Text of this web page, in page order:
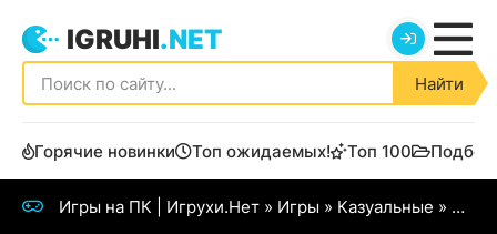
IGRUHI.NET
Найти
Горячие новинки Топ ожидаемых! Топ 100
Игры на ПК | Игрухи.Нет » Игры » Казуальные » Monster Jam: Steel Titans (2019)